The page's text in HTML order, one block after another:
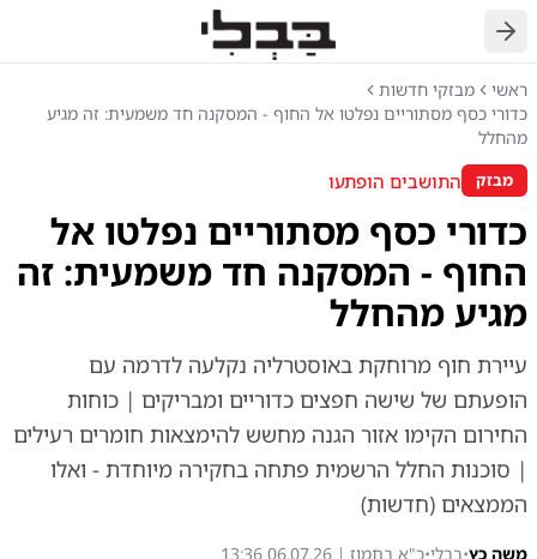
חזרה
ראשי
מבזקי חדשות
כדורי כסף מסתוריים נפלטו אל החוף - המסקנה חד משמעית: זה מגיע
מהחלל
מבזק התושבים הופתעו
כדורי כסף מסתוריים נפלטו אל
החוף - המסקנה חד משמעית: זה
מגיע מהחלל
עיירת חוף מרוחקת באוסטרליה נקלעה לדרמה עם
הופעתם של שישה חפצים כדוריים ומבריקים | כוחות
החירום הקימו אזור הגנה מחשש להימצאות חומרים רעילים
| סוכנות החלל הרשמית פתחה בחקירה מיוחדת - ואלו
הממצאים (חדשות)
משה כץ•בבלי•כ"א בתמוז | 06.07.26 13:36